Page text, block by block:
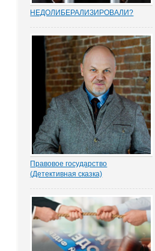
НEДОЛИБЕРАЛИЗИРОВАЛИ?
судебную систему следует
усовершенствовать, и она не
защищает частную собственность.
Данные декабрьского опроса
привел портал Право.ру. Более...
Правовое государство
(Детективная сказка)
надругался над покойной. Не ты? -
грозно спросил Воевода.
Добрыня исподлобья бросил на
Воеводу удивлённый взгляд.
- Я был...